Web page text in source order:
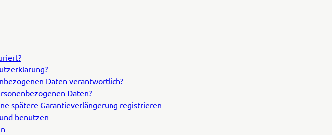
Daten verantwortlich?
Daten?
spätere Garantieverlängerung registrieren
benutzen